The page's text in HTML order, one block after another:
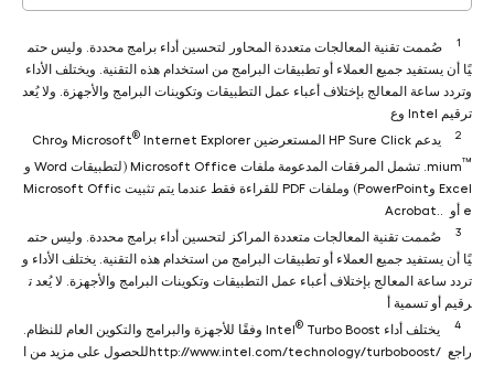
1
صُممت تقنية المعالجات متعددة المحاور لتحسين أداء برامج محددة. وليس حتم
يًا أن يستفيد جميع العملاء أو تطبيقات البرامج من استخدام هذه التقنية. ويختلف الأداء
وتردد ساعة المعالج بإختلاف أعباء عمل التطبيقات وتكوينات البرامج والأجهزة. ولا يُعد
ترقيم Intel وع
2 يدعم HP Sure Click المستعرضين Microsoft ®
Internet Explorer وChro
mium™
‎. تشمل المرفقات المدعومة ملفات Microsoft Office (لتطبيقات Word و
Excel وPowerPoint) وملفات PDF للقراءة فقط عندما يتم تثبيت Microsoft Offic
e أو Acrobat..
3
صُممت تقنية المعالجات متعددة المراكز لتحسين أداء برامج محددة. وليس حتم
يًا أن يستفيد جميع العملاء أو تطبيقات البرامج من استخدام هذه التقنية. يختلف الأداء و
تردد ساعة المعالج بإختلاف أعباء عمل التطبيقات وتكوينات البرامج والأجهزة. لا يُعد ت
رقيم أو تسمية أ
4 يختلف أداء Intel ®
Turbo Boost‏ وفقًا للأجهزة والبرامج والتكوين العام للنظام.
راجع http://www.intel.com/technology/turboboost/ ‎‏للحصول على مزيد من ا